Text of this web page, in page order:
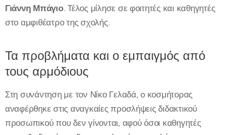
Γιάννη Μπάγιο. Τέλος μίλησε σε φοιτητές και καθηγητές
στο αμφιθέατρο της σχολής.
Τα προβλήματα και ο εμπαιγμός από
τους αρμόδιους
Στη συνάντηση με τον Νίκο Γελαδά, ο κοσμήτορας
αναφέρθηκε στις αναγκαίες προσλήψεις διδακτικού
προσωπικού που δεν γίνονται, αφού όσοι καθηγητές